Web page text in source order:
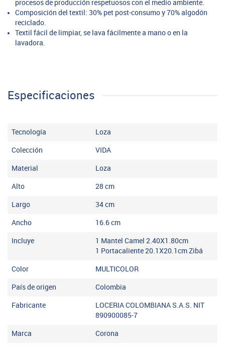
procesos de producción respetuosos con el medio ambiente.
Composición del textil: 30% pet post-consumo y 70% algodón
reciclado.
Textil fácil de limpiar, se lava fácilmente a mano o en la
lavadora.
Especificaciones
Tecnología Loza
Colección VIDA
Material Loza
Alto 28 cm
Largo 34cm
Ancho 16.6cm
Incluye
1 Mantel Camel 2.40X1.80cm
1 Portacaliente 20.1X20.1cm Zibá
Color MULTICOLOR
País de origen Colombia
Fabricante
LOCERIA COLOMBIANA S.A.S. NIT
890900085-7
Marca Corona